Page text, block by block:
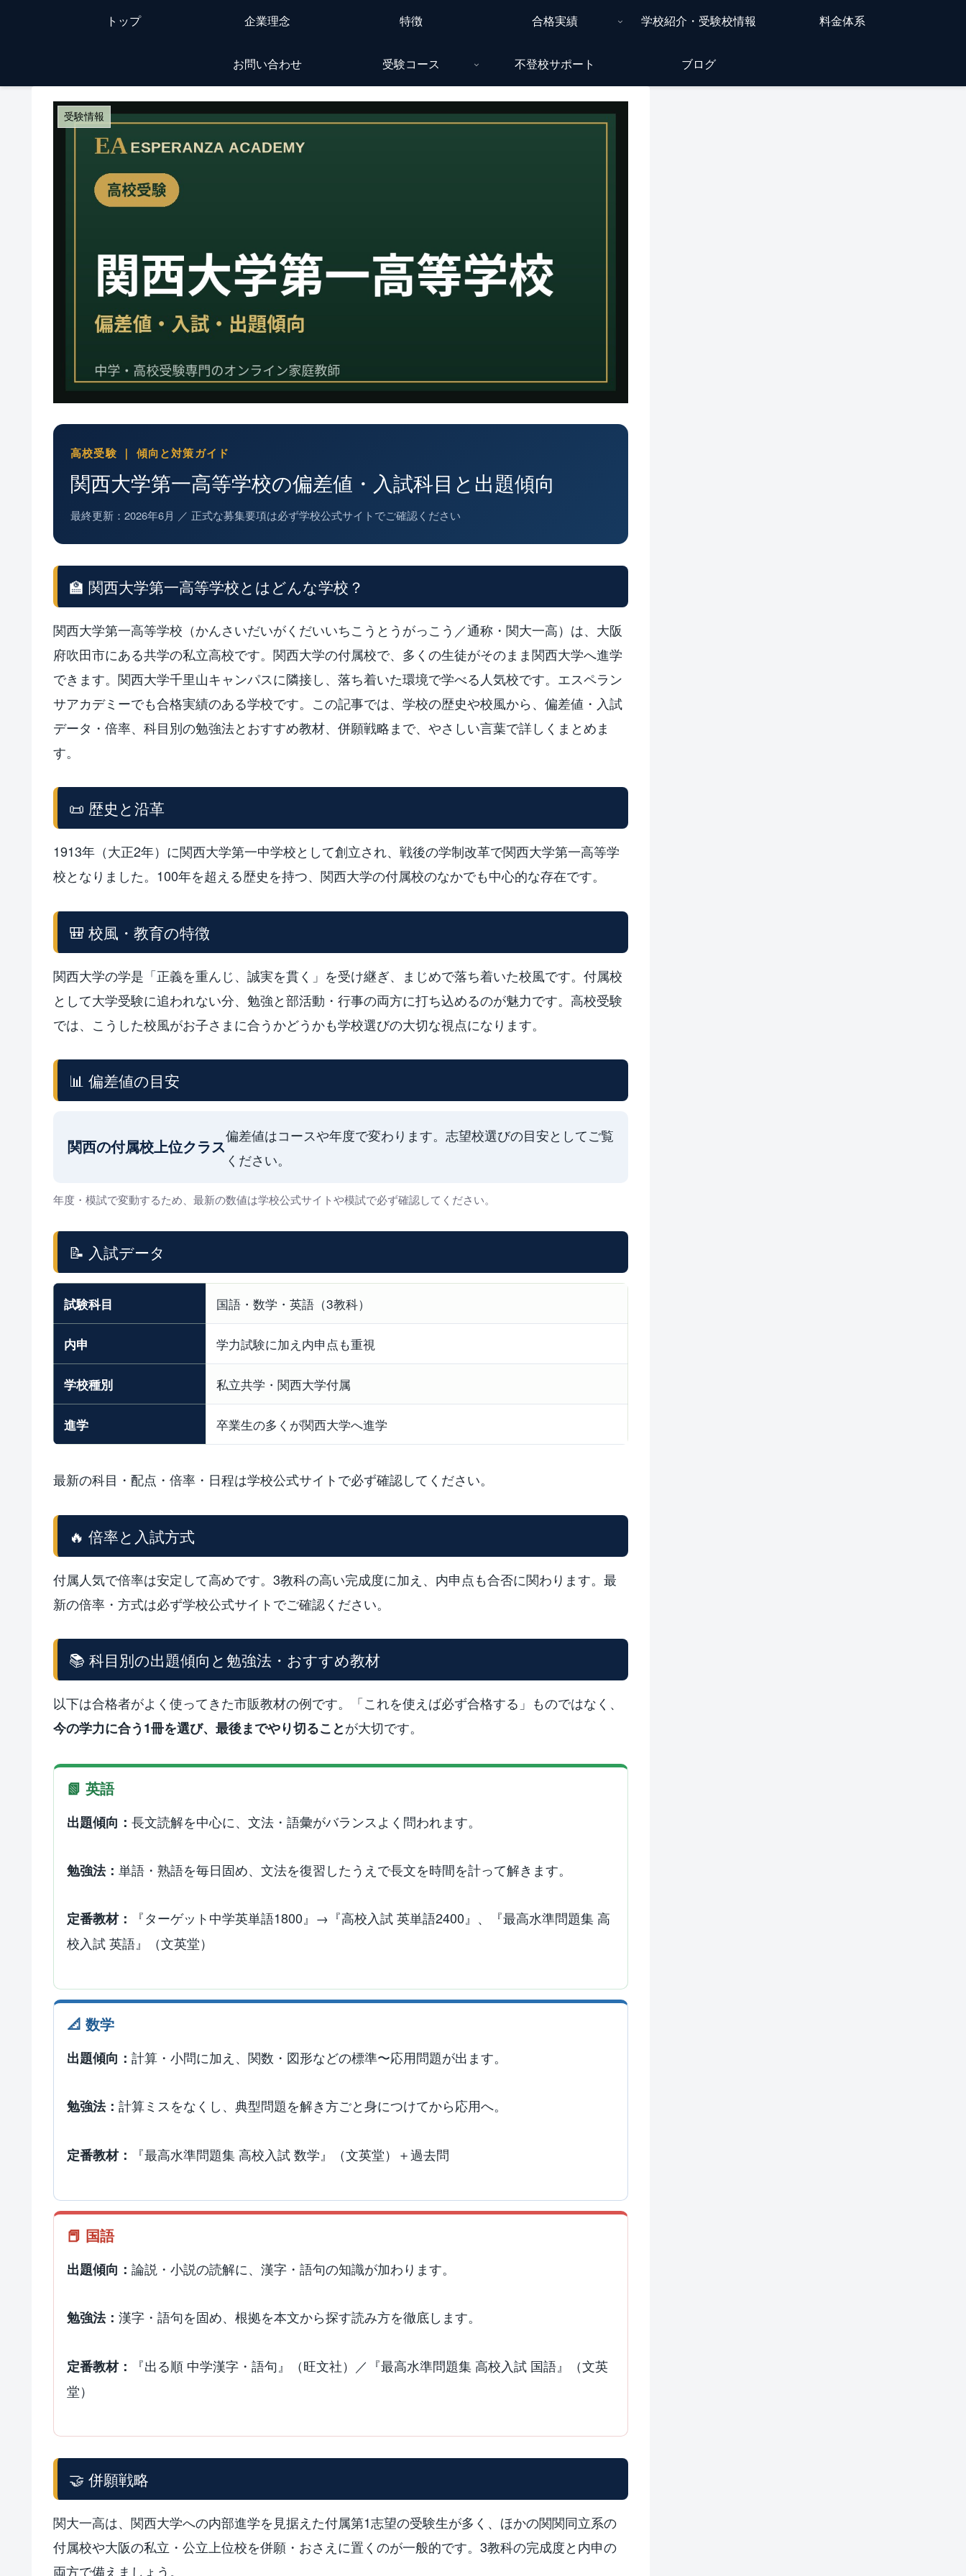
トップ 企業理念 特徴 合格実績 学校紹介・受験校情報 料金体系
お問い合わせ 受験コース 不登校サポート ブログ
受験情報
高校受験 ｜ 傾向と対策ガイド
関西大学第一高等学校の偏差値・入試科目と出題傾向
最終更新：2026年6月 ／ 正式な募集要項は必ず学校公式サイトでご確認ください
🏫 関西大学第一高等学校とはどんな学校？
関西大学第一高等学校（かんさいだいがくだいいちこうとうがっこう／通称・関大一高）は、大阪
府吹田市にある共学の私立高校です。関西大学の付属校で、多くの生徒がそのまま関西大学へ進学
できます。関西大学千里山キャンパスに隣接し、落ち着いた環境で学べる人気校です。エスペラン
サアカデミーでも合格実績のある学校です。この記事では、学校の歴史や校風から、偏差値・入試
データ・倍率、科目別の勉強法とおすすめ教材、併願戦略まで、やさしい言葉で詳しくまとめま
す。
📜 歴史と沿革
1913年（大正2年）に関西大学第一中学校として創立され、戦後の学制改革で関西大学第一高等学
校となりました。100年を超える歴史を持つ、関西大学の付属校のなかでも中心的な存在です。
🎒 校風・教育の特徴
関西大学の学是「正義を重んじ、誠実を貫く」を受け継ぎ、まじめで落ち着いた校風です。付属校
として大学受験に追われない分、勉強と部活動・行事の両方に打ち込めるのが魅力です。高校受験
では、こうした校風がお子さまに合うかどうかも学校選びの大切な視点になります。
📊 偏差値の目安
関西の付属校上位クラス
偏差値はコースや年度で変わります。志望校選びの目安としてご覧
ください。
年度・模試で変動するため、最新の数値は学校公式サイトや模試で必ず確認してください。
📝 入試データ
試験科目 国語・数学・英語（3教科）
内申 学力試験に加え内申点も重視
学校種別 私立共学・関西大学付属
進学 卒業生の多くが関西大学へ進学
最新の科目・配点・倍率・日程は学校公式サイトで必ず確認してください。
🔥 倍率と入試方式
付属人気で倍率は安定して高めです。3教科の高い完成度に加え、内申点も合否に関わります。最
新の倍率・方式は必ず学校公式サイトでご確認ください。
📚 科目別の出題傾向と勉強法・おすすめ教材
以下は合格者がよく使ってきた市販教材の例です。「これを使えば必ず合格する」ものではなく、
今の学力に合う1冊を選び、最後までやり切ることが大切です。
📗 英語
出題傾向： 長文読解を中心に、文法・語彙がバランスよく問われます。
勉強法： 単語・熟語を毎日固め、文法を復習したうえで長文を時間を計って解きます。
定番教材：
『ターゲット中学英単語1800』→『高校入試 英単語2400』、『最高水準問題集 高
校入試 英語』（文英堂）
📐 数学
出題傾向： 計算・小問に加え、関数・図形などの標準〜応用問題が出ます。
勉強法： 計算ミスをなくし、典型問題を解き方ごと身につけてから応用へ。
定番教材： 『最高水準問題集 高校入試 数学』（文英堂）＋過去問
📕 国語
出題傾向： 論説・小説の読解に、漢字・語句の知識が加わります。
勉強法： 漢字・語句を固め、根拠を本文から探す読み方を徹底します。
定番教材：
『出る順 中学漢字・語句』（旺文社）／『最高水準問題集 高校入試 国語』（文英
堂）
🤝 併願戦略
関大一高は、関西大学への内部進学を見据えた付属第1志望の受験生が多く、ほかの関関同立系の
付属校や大阪の私立・公立上位校を併願・おさえに置くのが一般的です。3教科の完成度と内申の
両方で備えましょう。